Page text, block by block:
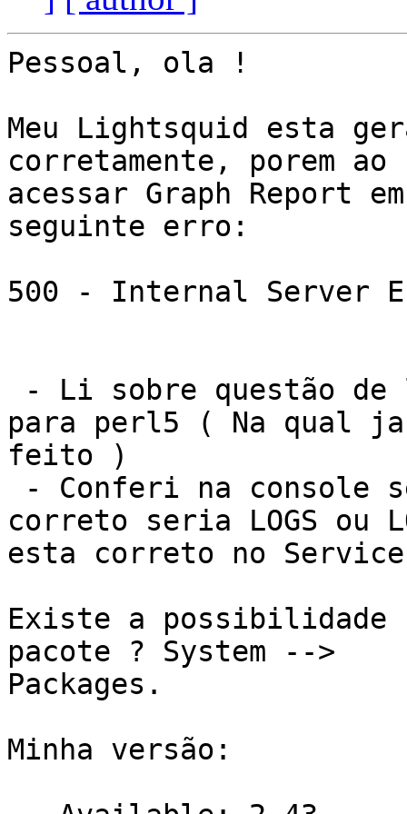
Pessoal, ola !
Meu Lightsquid esta
corretamente, porem ao
acessar Graph Report
seguinte erro:
500 - Internal Server
para perl5 ( Na qual
feito )
correto seria LOGS ou
esta correto no
Existe a possibilidade
pacote ? System -->
Packages.
Minha versão: